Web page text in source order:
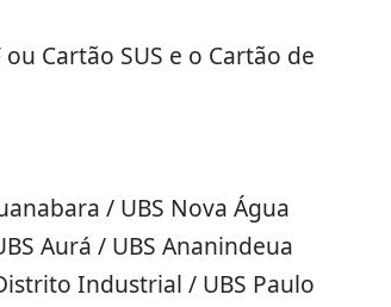
Cartão SUS e o Cartão de
/ UBS Nova Água
Aurá / UBS Ananindeua
Industrial / UBS Paulo